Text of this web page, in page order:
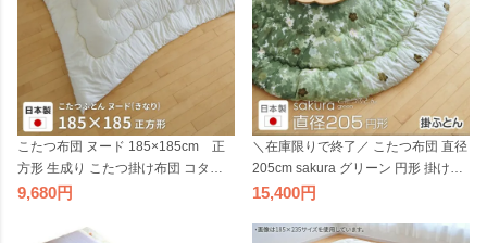
こたつ布団 ヌード 185×185cm 正
方形 生成り こたつ掛け布団 コタツ
布団 掛布団 厚掛け 国産 日本製
9,680
＼在庫限りで終了／ こたつ布団 直径
205cm sakura グリーン 円形 掛け布
団 桜 円型 丸 こたつ掛布団 こたつふ
形 ビッグモリーズ
15,400